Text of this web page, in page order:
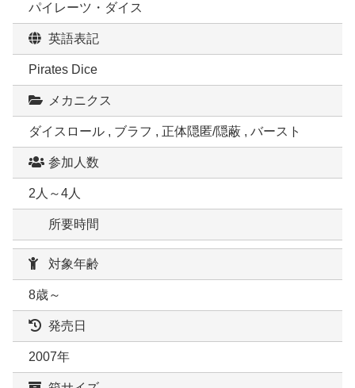
パイレーツ・ダイス
英語表記
Pirates Dice
メカニクス
ダイスロール , ブラフ , 正体隠匿/隠蔽 , バースト
参加人数
2人～4人
所要時間
対象年齢
8歳～
発売日
2007年